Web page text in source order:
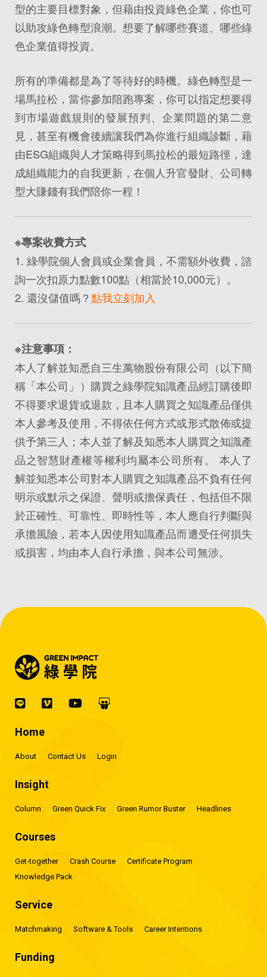
型的主要目標對象，但藉由投資綠色企業，你也可
以助攻綠色轉型浪潮。想要了解哪些賽道、哪些綠
色企業值得投資。
所有的準備都是為了等待好的時機。綠色轉型是一
場馬拉松，當你參加陪跑專案，你可以指定想要得
到市場遊戲規則的發展預判、企業問題的第二意
見，甚至有機會後續讓我們為你進行組織診斷，藉
由ESG組織與人才策略得到馬拉松的最短路徑，達
成組織能力的自我更新，在個人升官發財、公司轉
型大賺錢有我們陪你一程！
※專案收費方式
1. 綠學院個人會員或企業會員，不需額外收費，諮
詢一次扣原力點數100點（相當於10,000元）。
2. 還沒儲值嗎？點我立刻加入
※注意事項：
本人了解並知悉自三生萬物股份有限公司（以下簡
稱「本公司」）購買之綠學院知識產品經訂購後即
不得要求退貨或退款，且本人購買之知識產品僅供
本人參考及使用，不得依任何方式或形式散佈或提
供予第三人；本人並了解及知悉本人購買之知識產
品之智慧財產權等權利均屬本公司所有。 本人了
解並知悉本公司對本人購買之知識產品不負有任何
明示或默示之保證、聲明或擔保責任，包括但不限
於正確性、可靠性、即時性等，本人應自行判斷與
承擔風險，若本人因使用知識產品而遭受任何損失
或損害，均由本人自行承擔，與本公司無涉。
Home
About Contact Us Login
Insight
Column Green Quick Fix Green Rumor Buster Headlines
Courses
Get-together Crash Course
Certificate Program
Knowledge Pack
Service
Matchmaking Software & Tools Career Intentions
Funding